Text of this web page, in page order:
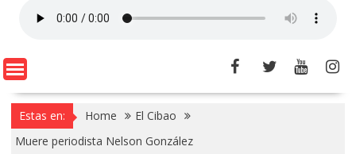
Estas en: Home
El Cibao
Muere periodista Nelson González